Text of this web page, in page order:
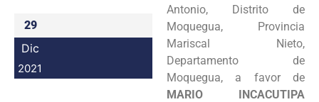
29
Dic
2021
Antonio, Distrito de
Moquegua, Provincia
Mariscal Nieto,
Departamento de
Moquegua, a favor de
MARIO INCACUTIPA